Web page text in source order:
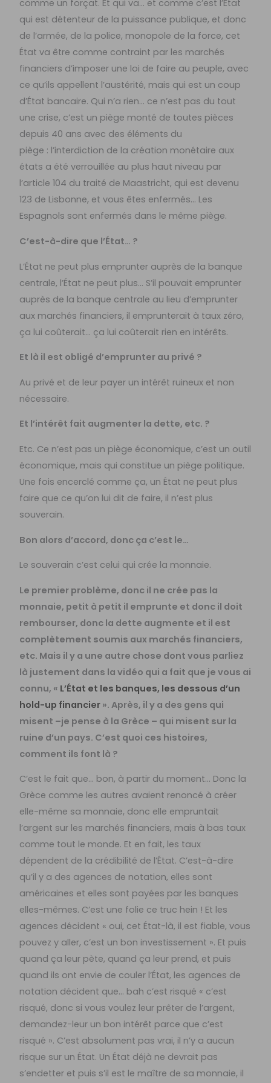
comme un forçat. Et qui va… et comme c’est l’État
qui est détenteur de la puissance publique, et donc
de l’armée, de la police, monopole de la force, cet
État va être comme contraint par les marchés
financiers d’imposer une loi de faire au peuple, avec
ce qu’ils appellent l’austérité, mais qui est un coup
d’État bancaire. Qui n’a rien… ce n’est pas du tout
une crise, c’est un piège monté de toutes pièces
depuis 40 ans avec des éléments du
piège : l’interdiction de la création monétaire aux
états a été verrouillée au plus haut niveau par
l’article 104 du traité de Maastricht, qui est devenu
123 de Lisbonne, et vous êtes enfermés… Les
Espagnols sont enfermés dans le même piège.
C’est-à-dire que l’État… ?
L’État ne peut plus emprunter auprès de la banque
centrale, l’État ne peut plus… S’il pouvait emprunter
auprès de la banque centrale au lieu d’emprunter
aux marchés financiers, il emprunterait à taux zéro,
ça lui coûterait… ça lui coûterait rien en intérêts.
Et là il est obligé d’emprunter au privé ?
Au privé et de leur payer un intérêt ruineux et non
nécessaire.
Et l’intérêt fait augmenter la dette, etc. ?
Etc. Ce n’est pas un piège économique, c’est un outil
économique, mais qui constitue un piège politique.
Une fois encerclé comme ça, un État ne peut plus
faire que ce qu’on lui dit de faire, il n’est plus
souverain.
Bon alors d’accord, donc ça c’est le…
Le souverain c’est celui qui crée la monnaie.
Le premier problème, donc il ne crée pas la
monnaie, petit à petit il emprunte et donc il doit
rembourser, donc la dette augmente et il est
complètement soumis aux marchés financiers,
etc. Mais il y a une autre chose dont vous parliez
là justement dans la vidéo qui a fait que je vous ai
connu, « L’État et les banques, les dessous d’un
hold-up financier ». Après, il y a des gens qui
misent –je pense à la Grèce – qui misent sur la
ruine d’un pays. C’est quoi ces histoires,
comment ils font là ?
C’est le fait que… bon, à partir du moment… Donc la
Grèce comme les autres avaient renoncé à créer
elle-même sa monnaie, donc elle empruntait
l’argent sur les marchés financiers, mais à bas taux
comme tout le monde. Et en fait, les taux
dépendent de la crédibilité de l’État. C’est-à-dire
qu’il y a des agences de notation, elles sont
américaines et elles sont payées par les banques
elles-mêmes. C’est une folie ce truc hein ! Et les
agences décident « oui, cet État-là, il est fiable, vous
pouvez y aller, c’est un bon investissement ». Et puis
quand ça leur pète, quand ça leur prend, et puis
quand ils ont envie de couler l’État, les agences de
notation décident que… bah c’est risqué « c’est
risqué, donc si vous voulez leur prêter de l’argent,
demandez-leur un bon intérêt parce que c’est
risqué ». C’est absolument pas vrai, il n’y a aucun
risque sur un État. Un État déjà ne devrait pas
s’endetter et puis s’il est le maître de sa monnaie, il